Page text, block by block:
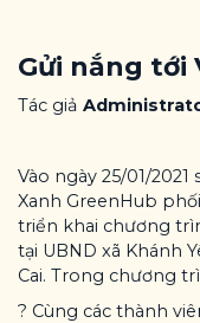
Gửi nắng tới
Tác giả
Vào ngày 25/01/
Xanh GreenHub
triển khai chương
tại UBND xã Khánh
Cai. Trong chương
? Cùng các thành